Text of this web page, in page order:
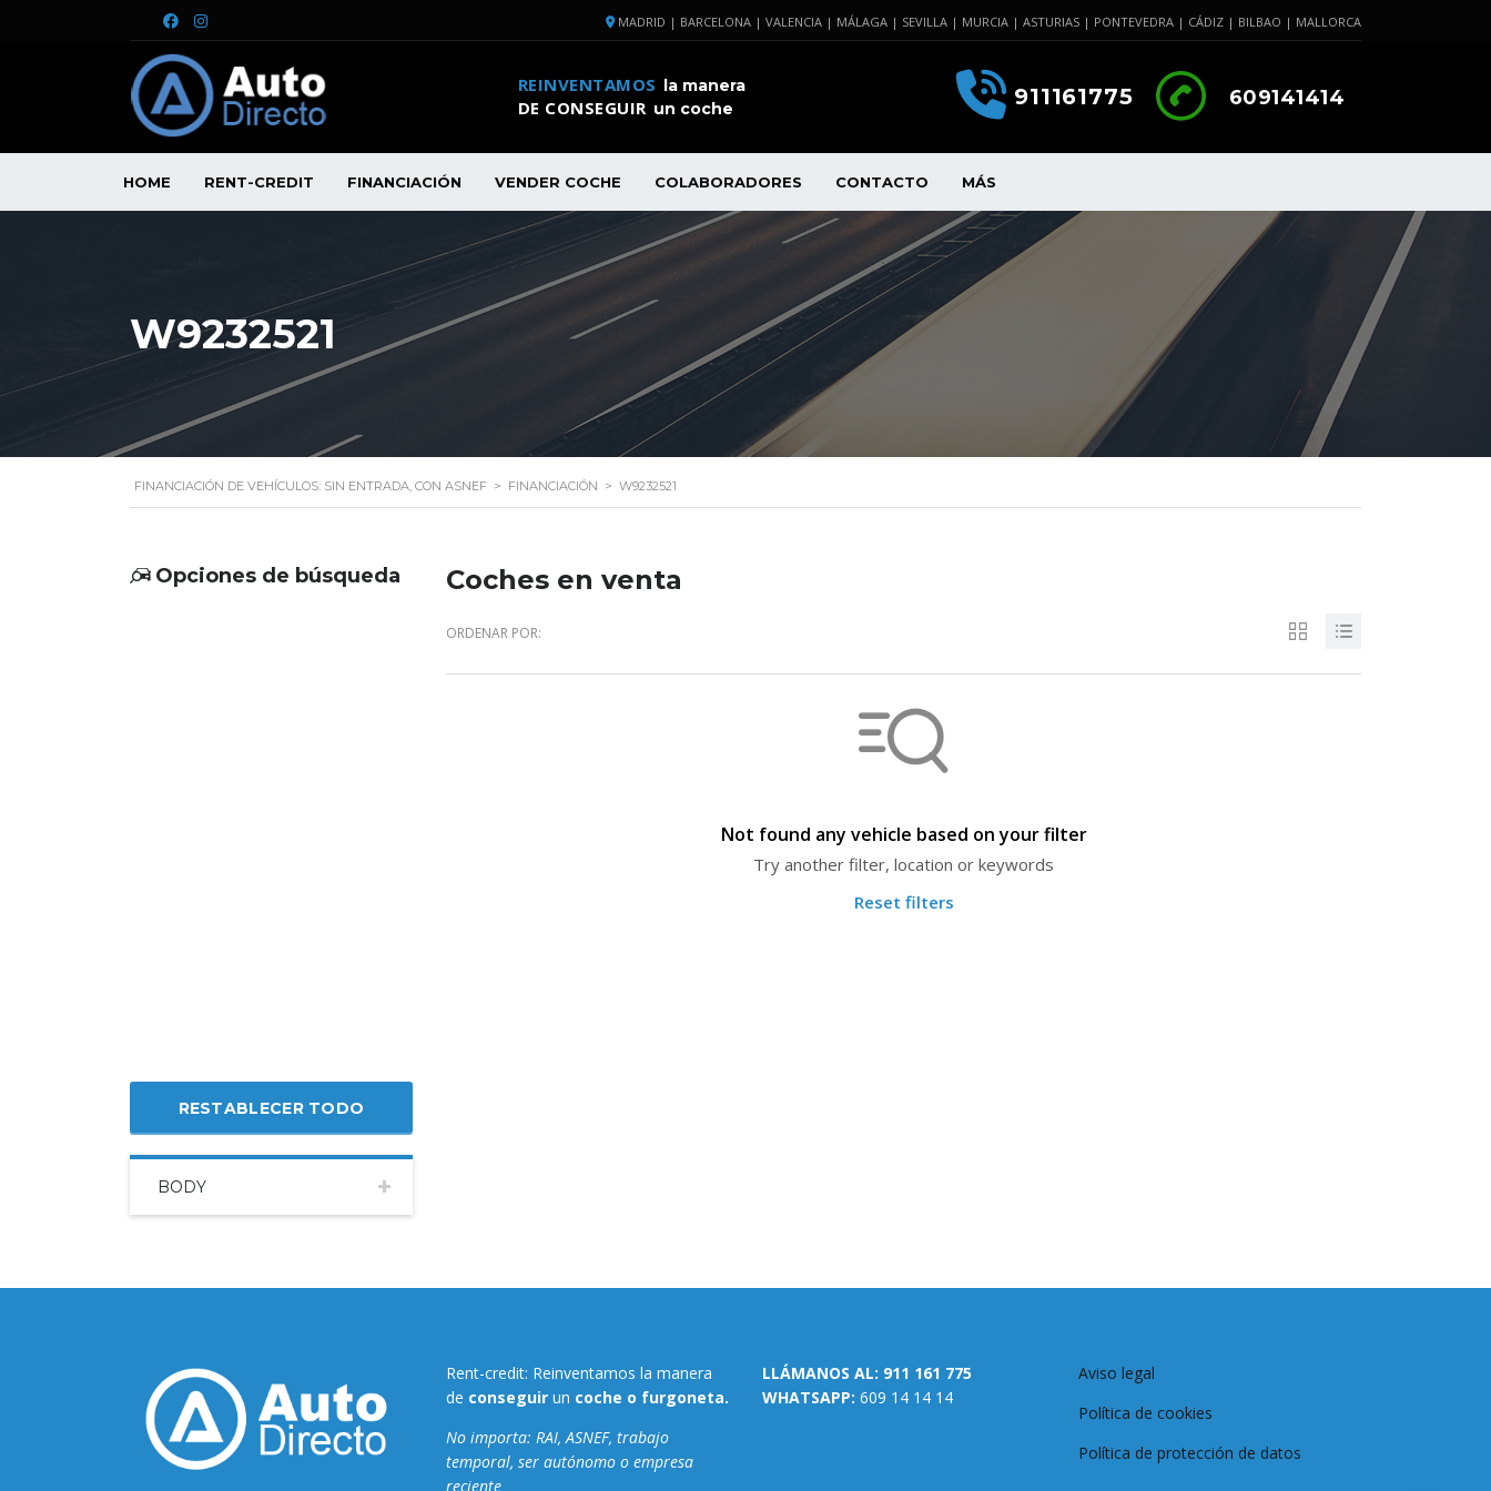
MADRID | BARCELONA | VALENCIA | MÁLAGA | SEVILLA | MURCIA | ASTURIAS | PONTEVEDRA | CÁDIZ | BILBAO | MALLORCA
REINVENTAMOS la manera
DE CONSEGUIR un coche 609141414
911161775
HOME RENT-CREDIT FINANCIACIÓN VENDER COCHE COLABORADORES CONTACTO MÁS
W9232521
FINANCIACIÓN DE VEHÍCULOS: SIN ENTRADA, CON ASNEF > FINANCIACIÓN > W9232521
Opciones de búsqueda
RESTABLECER TODO
BODY
Coches en venta
ORDENAR POR:
Not found any vehicle based on your filter
Try another filter, location or keywords
Reset filters
Rent-credit: Reinventamos la manera
de conseguir un coche o furgoneta.
No importa: RAI, ASNEF, trabajo
temporal, ser autónomo o empresa
reciente
LLÁMANOS AL: 911 161 775
WHATSAPP: 609 14 14 14
Aviso legal
Política de cookies
Política de protección de datos